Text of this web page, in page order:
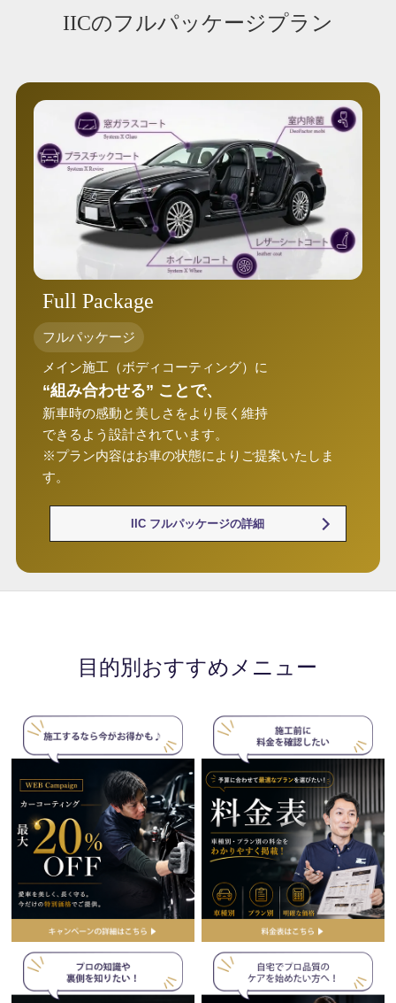
IICのフルパッケージプラン
Full Package
フルパッケージ
メイン施工（ボディコーティング）に
“組み合わせる” ことで、
新車時の感動と美しさをより長く維持
できるよう設計されています。
※プラン内容はお車の状態によりご提案いたしま
す。
IIC フルパッケージの詳細
目的別おすすめメニュー